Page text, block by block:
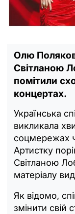
Олю
Світланою
помітили
концертах.
Українська
викликала
соцмережах
Артистку
Світланою
матеріалу
Як відомо,
змінити свій